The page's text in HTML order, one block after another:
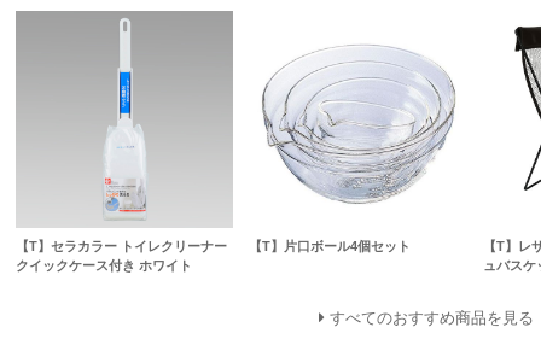
【T】セラカラー トイレクリーナー
クイックケース付き ホワイト
【T】片口ボール4個セット
【T】レ
ュバス
すべてのおすすめ商品を見る